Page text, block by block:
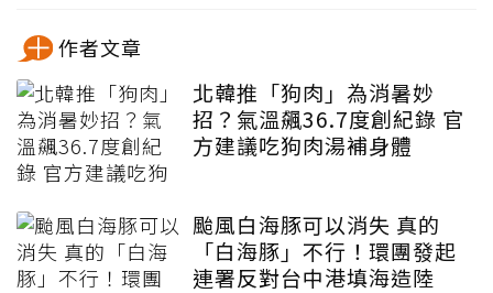
作者文章
北韓推「狗肉」為消暑妙
招？氣溫飆36.7度創紀錄 官
方建議吃狗肉湯補身體
颱風白海豚可以消失 真的
「白海豚」不行！環團發起
連署反對台中港填海造陸